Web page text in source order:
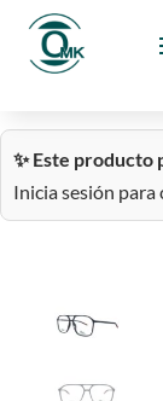
✨ Este producto
Inicia sesión